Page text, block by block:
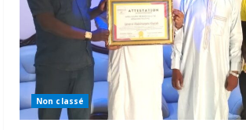
Non classé